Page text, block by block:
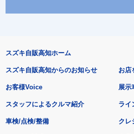
スズキ自販高知ホーム
スズキ自販高知からのお知らせ
お客様Voice
スタッフによるクルマ紹介
お店
展示
ライ
車検/点検/整備 クレ